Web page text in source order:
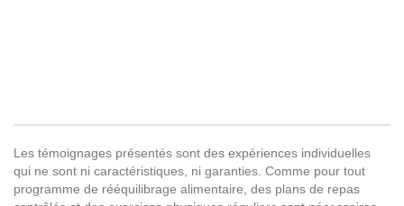
Les témoignages présentés sont des expériences individuelles
qui ne sont ni caractéristiques, ni garanties. Comme pour tout
programme de rééquilibrage alimentaire, des plans de repas